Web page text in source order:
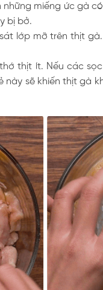
miếng ức gà
bị bở.
lớp mỡ trên thịt
thịt ít. Nếu các
sẽ khiến thịt gà